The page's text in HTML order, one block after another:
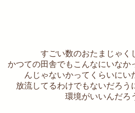
すごい数のおたまじゃく
かつての田舎でもこんなにいなか
んじゃないかってくらいにい
放流してるわけでもないだろう
環境がいいんだろ